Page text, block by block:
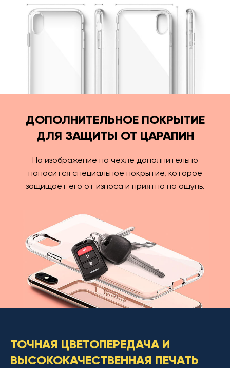
ДОПОЛНИТЕЛЬНОЕ ПОКРЫТИЕ
ДЛЯ ЗАЩИТЫ ОТ ЦАРАПИН
На изображение на чехле дополнительно
наносится специальное покрытие, которое
защищает его от износа и приятно на ощупь.
ТОЧНАЯ ЦВЕТОПЕРЕДАЧА И
ВЫСОКОКАЧЕСТВЕННАЯ ПЕЧАТЬ